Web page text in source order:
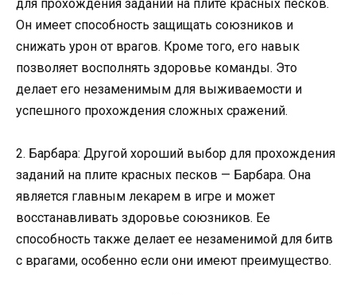
для прохождения заданий на плите красных песков.
Он имеет способность защищать союзников и
снижать урон от врагов. Кроме того, его навык
позволяет восполнять здоровье команды. Это
делает его незаменимым для выживаемости и
успешного прохождения сложных сражений.
2. Барбара: Другой хороший выбор для прохождения
заданий на плите красных песков — Барбара. Она
является главным лекарем в игре и может
восстанавливать здоровье союзников. Ее
способность также делает ее незаменимой для битв
с врагами, особенно если они имеют преимущество.